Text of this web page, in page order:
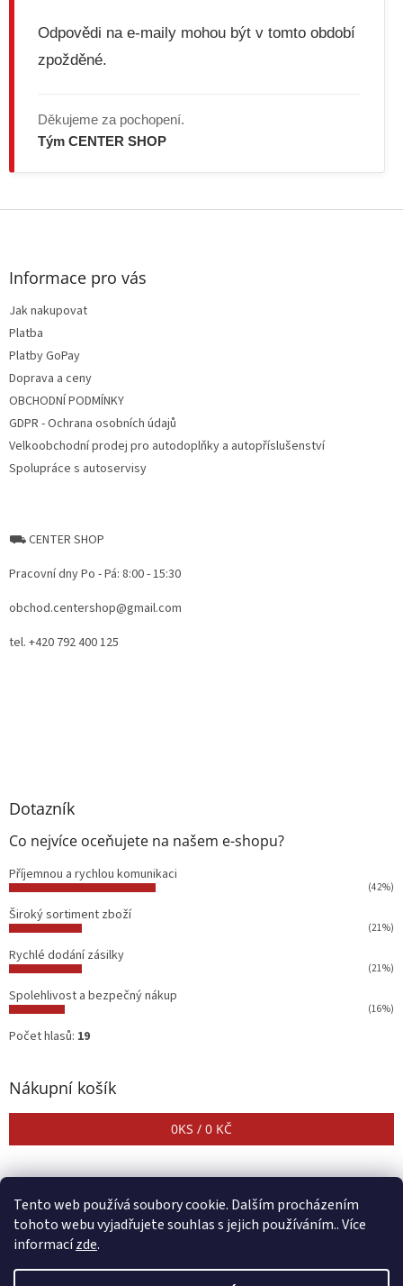
Tento web používá soubory cookie. Dalším procházením
tohoto webu vyjadřujete souhlas s jejich používáním.. Více
informacízde.
Odpovědi na e-maily mohou být v tomto období
zpožděné.
Děkujeme za pochopení.
Tým CENTER SHOP
Z
Informace pro vás
Jak nakupovat
Platba
Platby GoPay
Doprava a ceny
OBCHODNÍ PODMÍNKY
GDPR - Ochrana osobních údajů
Velkoobchodní prodej pro autodoplňky a autopříslušenství
Spolupráce s autoservisy
⛟ CENTER SHOP
Pracovní dny Po - Pá: 8:00 - 15:30
obchod.centershop@gmail.com
tel. +420 792 400 125
Dotazník
Co nejvíce oceňujete na našem e-shopu?
Příjemnou a rychlou komunikaci
(42%)
Široký sortiment zboží
(21%)
Rychlé dodání zásilky
(21%)
Spolehlivost a bezpečný nákup
(16%)
Počet hlasů: 19
Nákupní košík
0KS / 0 KČ